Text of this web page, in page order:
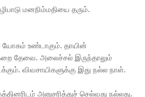
மனநிம்மதியை தரும்.
யோகம் உண்டாகும். தாயின்
தேவை. அலைச்சல் இருந்தாலும்
விவசாயிகளுக்கு இது நல்ல நாள்.
அனுசரித்துச் செல்வது நல்லது.